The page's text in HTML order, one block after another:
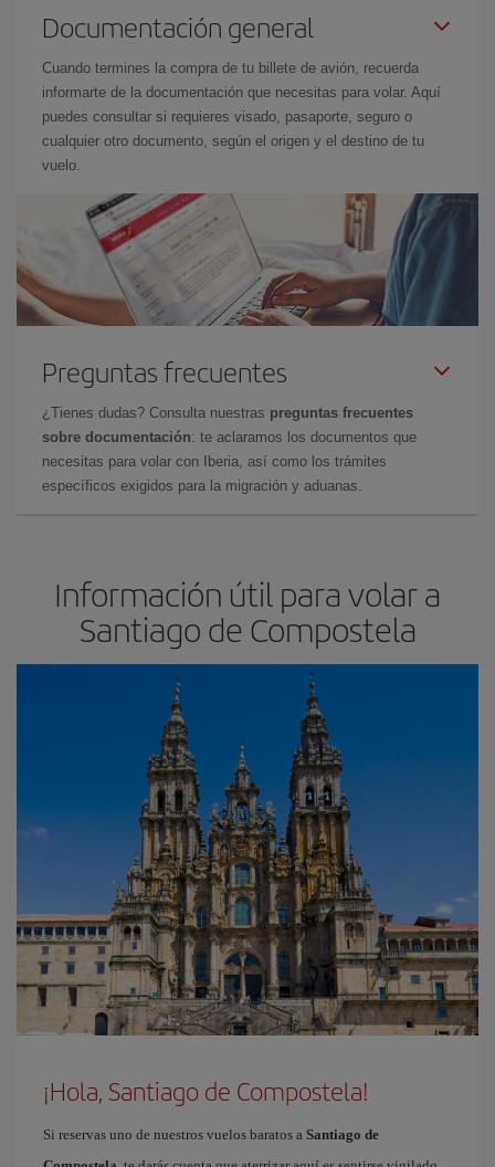
Documentación general
Cuando termines la compra de tu billete de avión, recuerda
informarte de la documentación que necesitas para volar. Aquí
puedes consultar si requieres visado, pasaporte, seguro o
cualquier otro documento, según el origen y el destino de tu
vuelo.
Preguntas frecuentes
¿Tienes dudas? Consulta nuestras preguntas frecuentes
sobre documentación: te aclaramos los documentos que
necesitas para volar con Iberia, así como los trámites
específicos exigidos para la migración y aduanas.
Información útil para volar a
Santiago de Compostela
¡Hola, Santiago de Compostela!
Si reservas uno de nuestros vuelos baratos a Santiago de